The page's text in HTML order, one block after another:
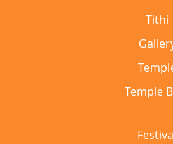
Tithi
Temple